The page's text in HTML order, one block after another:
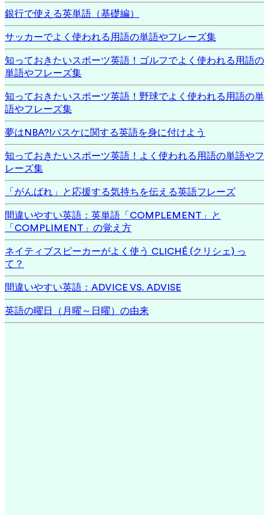
銀行で使える英単語（基礎編）
サッカーでよく使われる用語の単語やフレーズ集
知っておきたいスポーツ英語！ゴルフでよく使われる用語の
単語やフレーズ集
知っておきたいスポーツ英語！野球でよく使われる用語の単
語やフレーズ集
夢はNBA?!バスケに関する英語を身に付けよう
知っておきたいスポーツ英語！よく使われる用語の単語やフ
レーズ集
「がんばれ」と応援する気持ちを伝える英語フレーズ
間違いやすい英語：英単語「COMPLEMENT」と
「COMPLIMENT」の覚え方
ネイティブスピーカーがよく使う CLICHÉ (クリシェ) っ
て？
間違いやすい英語：ADVICE VS. ADVISE
英語の曜日（月曜～日曜）の由来